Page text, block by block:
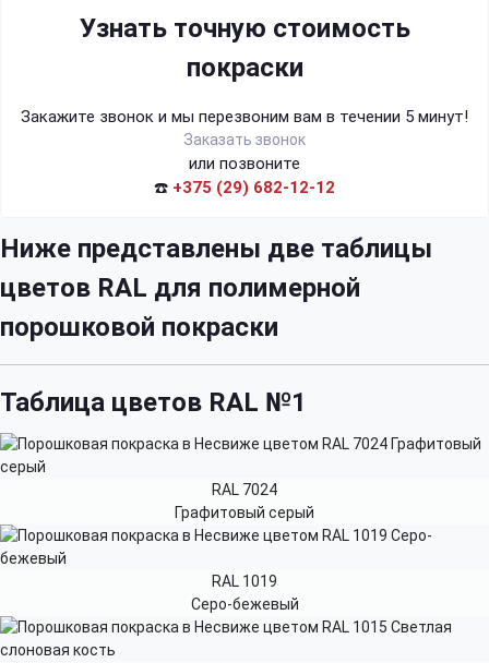
Узнать точную стоимость
покраски
Закажите звонок и мы перезвоним вам в течении 5 минут!
Заказать звонок
или позвоните
☎️ +375 (29) 682-12-12
Ниже представлены две таблицы
цветов RAL для полимерной
порошковой покраски
Таблица цветов RAL №1
RAL 7024
Графитовый серый
RAL 1019
Серо-бежевый